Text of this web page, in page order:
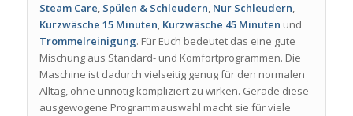
Steam Care, Spülen & Schleudern, Nur Schleudern,
Kurzwäsche 15 Minuten, Kurzwäsche 45 Minuten und
Trommelreinigung. Für Euch bedeutet das eine gute
Mischung aus Standard- und Komfortprogrammen. Die
Maschine ist dadurch vielseitig genug für den normalen
Alltag, ohne unnötig kompliziert zu wirken. Gerade diese
ausgewogene Programmauswahl macht sie für viele